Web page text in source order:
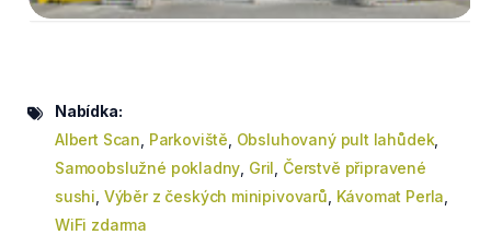
Nabídka:
Albert Scan Parkoviště Obsluhovaný pult lahůdek,
Samoobslužné pokladny Gril Čerstvě připravené
sushi Výběr z českých minipivovarů Kávomat Perla
WiFi zdarma